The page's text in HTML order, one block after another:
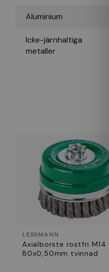
Aluminium
Icke-järnhaltiga
metaller
LESSMANN
Axialborste rostfri M14
80x0,50mm tvinnad